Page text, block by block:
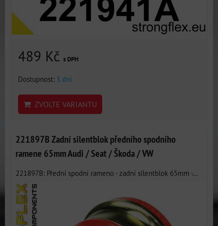
489 Kč s DPH
Dostupnost: 3 dni
ZVOLTE VARIANTU
221897B Zadní silentblok předního spodního
ramene 65mm Audi / Seat / Škoda / VW
221897B: Přední spodní rameno - zadní silentblok 65mm -...